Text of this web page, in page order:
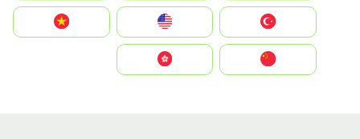
United States
Vietnam